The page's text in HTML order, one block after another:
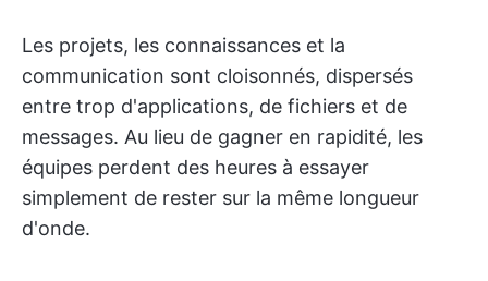
Les projets, les connaissances et la
communication sont cloisonnés, dispersés
entre trop d'applications, de fichiers et de
messages. Au lieu de gagner en rapidité, les
équipes perdent des heures à essayer
simplement de rester sur la même longueur
d'onde.